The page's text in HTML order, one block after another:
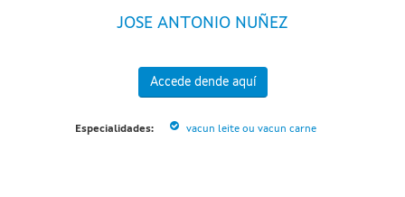
JOSE ANTONIO NUÑEZ
Accede dende aquí
Especialidades: vacun leite ou vacun carne